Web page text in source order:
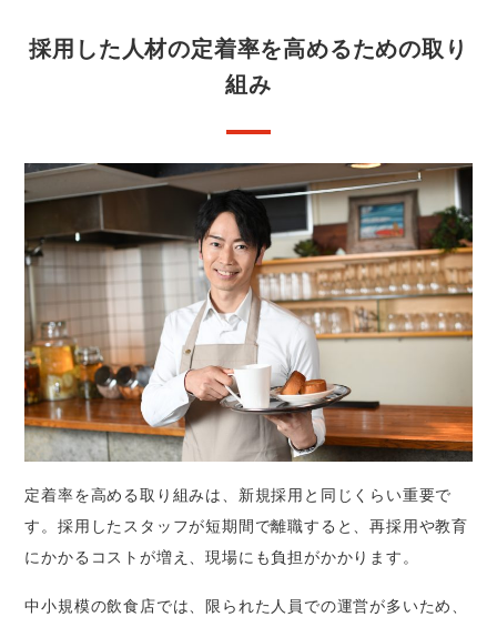
採用した人材の定着率を高めるための取り
組み
定着率を高める取り組みは、新規採用と同じくらい重要で
す。採用したスタッフが短期間で離職すると、再採用や教育
にかかるコストが増え、現場にも負担がかかります。
中小規模の飲食店では、限られた人員での運営が多いため、